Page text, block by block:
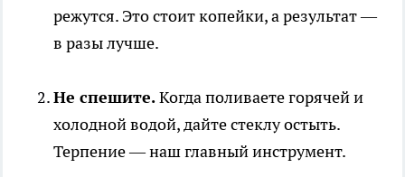
режутся. Это стоит копейки, а результат —
в разы лучше.
Не спешите.Когда поливаете горячей и
холодной водой, дайте стеклу остыть.
Терпение — наш главный инструмент.